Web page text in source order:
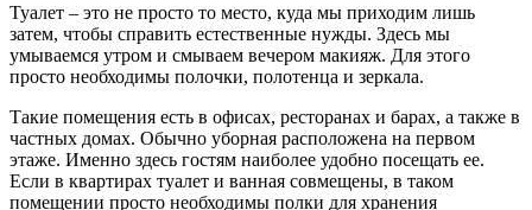
Туалет – это не просто то место, куда мы приходим лишь
затем, чтобы справить естественные нужды. Здесь мы
умываемся утром и смываем вечером макияж. Для этого
просто необходимы полочки, полотенца и зеркала.
Такие помещения есть в офисах, ресторанах и барах, а также в
частных домах. Обычно уборная расположена на первом
этаже. Именно здесь гостям наиболее удобно посещать ее.
Если в квартирах туалет и ванная совмещены, в таком
помещении просто необходимы полки для хранения